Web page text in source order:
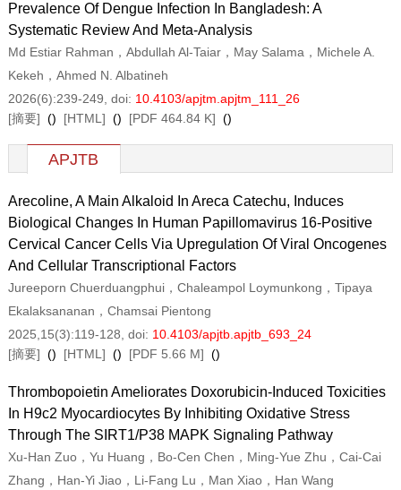
Prevalence Of Dengue Infection In Bangladesh: A
Systematic Review And Meta-Analysis
Md Estiar Rahman，Abdullah Al-Taiar，May Salama，Michele A.
Kekeh，Ahmed N. Albatineh
2026(6):239-249 , doi: 10.4103/apjtm.apjtm_111_26
[摘要] () [HTML] () [PDF 464.84 K] ()
APJTB
Arecoline, A Main Alkaloid In Areca Catechu, Induces
Biological Changes In Human Papillomavirus 16-Positive
Cervical Cancer Cells Via Upregulation Of Viral Oncogenes
And Cellular Transcriptional Factors
Jureeporn Chuerduangphui，Chaleampol Loymunkong，Tipaya
Ekalaksananan，Chamsai Pientong
2025,15(3):119-128 , doi: 10.4103/apjtb.apjtb_693_24
[摘要] () [HTML] () [PDF 5.66 M] ()
Thrombopoietin Ameliorates Doxorubicin-Induced Toxicities
In H9c2 Myocardiocytes By Inhibiting Oxidative Stress
Through The SIRT1/p38 MAPK Signaling Pathway
Xu-Han Zuo，Yu Huang，Bo-Cen Chen，Ming-Yue Zhu，Cai-Cai
Zhang，Han-Yi Jiao，Li-Fang Lu，Man Xiao，Han Wang